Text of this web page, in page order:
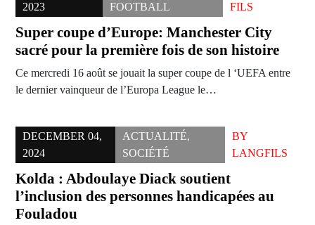
2023
FOOTBALL
FILS
Super coupe d’Europe: Manchester City
sacré pour la première fois de son histoire
Ce mercredi 16 août se jouait la super coupe de l ‘UEFA entre
le dernier vainqueur de l’Europa League le…
DECEMBER 04,
2024
ACTUALITÉ,
SOCIÉTÉ
BY
LANGFILS
Kolda : Abdoulaye Diack soutient
l’inclusion des personnes handicapées au
Fouladou